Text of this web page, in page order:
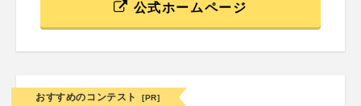
公式ホームページ
おすすめのコンテスト [PR]